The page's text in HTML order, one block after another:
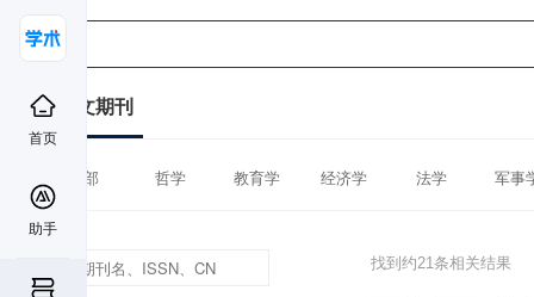
首页
助手
中文期刊
全部 哲学 教育学 经济学 法学 军事
找到约21条相关结果